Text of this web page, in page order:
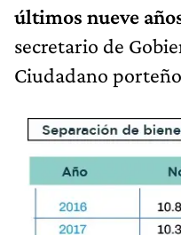
últimos nueve
secretario de
Ciudadano